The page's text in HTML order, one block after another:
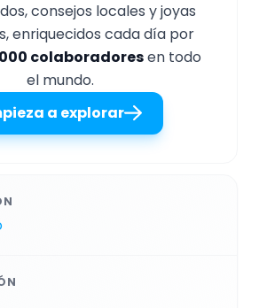
consejos locales y joyas
enriquecidos cada día por
colaboradoresen todo
el mundo.
a explorar